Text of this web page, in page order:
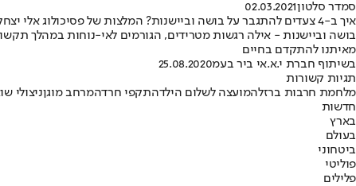
סמדר סלטון02.03.2021
איך ב-4 צעדים להתגבר על בושה וביישנות? המלצות של פסיכולוג אלי יצחק
בושה וביישנות - אילה רגשות מטרידים, הגורמים לאי-נוחות במהלך
מאיתנו להתקדם בחיים
בשיתוף חברת י.א.אי ביר בעמ25.08.2020
תגיות קשורות
מלחמת חרבות ברזלהמועצה לשלום הילדהתקפי חרדהמרחב מוגןניצולי
חדשות
בארץ
בעולם
ביטחוני
פוליטי
פלילים